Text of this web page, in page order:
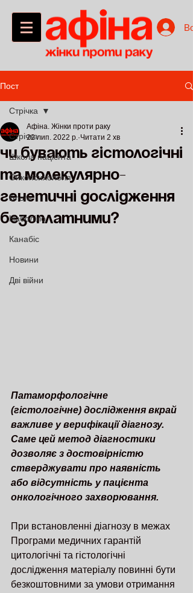
Пост
Стрічка
Школа пацієнта
Онкопсихологія
Блоги
Наболіло
Канабіс
Новини
Дві війни
Стрічка
Чи бувають гістологічні
та молекулярно-
генетичні дослідження
безоплатними?
Афіна. Жінки проти раку
22 лип. 2022 р. Читати 2 хв
Патаморфологічне
(гістологічне) дослідження вкрай
важливе у верифікації діагнозу.
Саме цей метод діагностики
дозволяє з достовірністю
стверджувати про наявність
або відсутність у пацієнта
онкологічного захворювання.
При встановленні діагнозу в межах
Програми медичних гарантій
цитологічні та гістологічні
дослідження матеріалу повинні бути
безкоштовними за умови отримання